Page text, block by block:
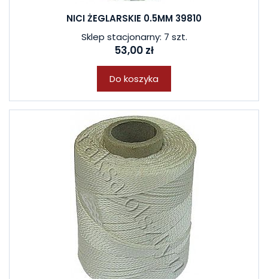
NICI ŻEGLARSKIE 0.5MM 39810
Sklep stacjonarny: 7 szt.
53,00 zł
Do koszyka